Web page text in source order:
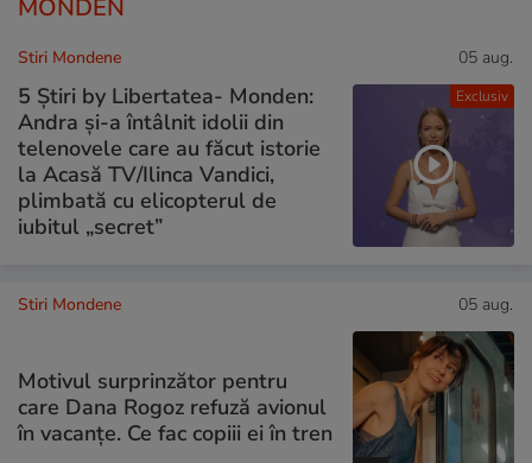
MONDEN
Exclusiv
Stiri Mondene 05 aug.
5 Știri by Libertatea- Monden:
Andra și-a întâlnit idolii din
telenovele care au făcut istorie
la Acasă TV/Ilinca Vandici,
plimbată cu elicopterul de
iubitul „secret”
Stiri Mondene 05 aug.
Motivul surprinzător pentru
care Dana Rogoz refuză avionul
în vacanțe. Ce fac copiii ei în tren